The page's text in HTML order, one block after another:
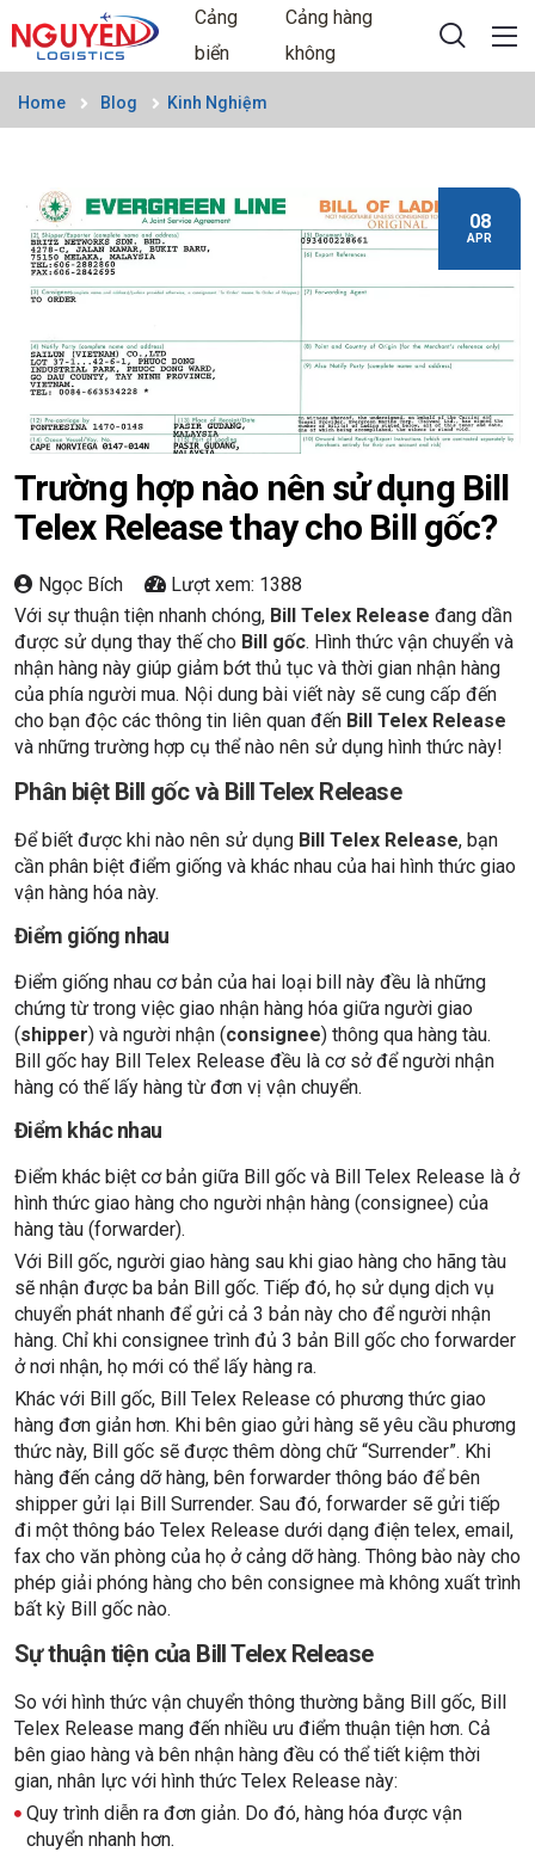
Cảng
biển
Cảng hàng
không
Home Blog Kinh Nghiệm
08
APR
Trường hợp nào nên sử dụng Bill
Telex Release thay cho Bill gốc?
Ngọc Bích
Lượt xem: 1388
Với sự thuận tiện nhanh chóng, Bill Telex Release đang dần
được sử dụng thay thế cho Bill gốc. Hình thức vận chuyển và
nhận hàng này giúp giảm bớt thủ tục và thời gian nhận hàng
của phía người mua. Nội dung bài viết này sẽ cung cấp đến
cho bạn độc các thông tin liên quan đến Bill Telex Release
và những trường hợp cụ thể nào nên sử dụng hình thức này!
Phân biệt Bill gốc và Bill Telex Release
Để biết được khi nào nên sử dụng Bill Telex Release, bạn
cần phân biệt điểm giống và khác nhau của hai hình thức giao
vận hàng hóa này.
Điểm giống nhau
Điểm giống nhau cơ bản của hai loại bill này đều là những
chứng từ trong việc giao nhận hàng hóa giữa người giao
(shipper) và người nhận (consignee) thông qua hàng tàu.
Bill gốc hay Bill Telex Release đều là cơ sở để người nhận
hàng có thế lấy hàng từ đơn vị vận chuyển.
Điểm khác nhau
Điểm khác biệt cơ bản giữa Bill gốc và Bill Telex Release là ở
hình thức giao hàng cho người nhận hàng (consignee) của
hàng tàu (forwarder).
Với Bill gốc, người giao hàng sau khi giao hàng cho hãng tàu
sẽ nhận được ba bản Bill gốc. Tiếp đó, họ sử dụng dịch vụ
chuyển phát nhanh để gửi cả 3 bản này cho để người nhận
hàng. Chỉ khi consignee trình đủ 3 bản Bill gốc cho forwarder
ở nơi nhận, họ mới có thể lấy hàng ra.
Khác với Bill gốc, Bill Telex Release có phương thức giao
hàng đơn giản hơn. Khi bên giao gửi hàng sẽ yêu cầu phương
thức này, Bill gốc sẽ được thêm dòng chữ “Surrender”. Khi
hàng đến cảng dỡ hàng, bên forwarder thông báo để bên
shipper gửi lại Bill Surrender. Sau đó, forwarder sẽ gửi tiếp
đi một thông báo Telex Release dưới dạng điện telex, email,
fax cho văn phòng của họ ở cảng dỡ hàng. Thông bào này cho
phép giải phóng hàng cho bên consignee mà không xuất trình
bất kỳ Bill gốc nào.
Sự thuận tiện của Bill Telex Release
So với hình thức vận chuyển thông thường bằng Bill gốc, Bill
Telex Release mang đến nhiều ưu điểm thuận tiện hơn. Cả
bên giao hàng và bên nhận hàng đều có thể tiết kiệm thời
gian, nhân lực với hình thức Telex Release này:
Quy trình diễn ra đơn giản. Do đó, hàng hóa được vận
chuyển nhanh hơn.